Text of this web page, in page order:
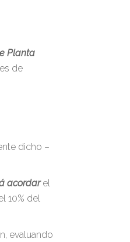
Planta
de
dicho –
acordarel
10% del
evaluando